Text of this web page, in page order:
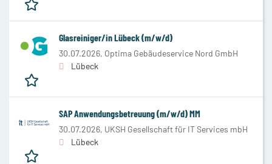
Glasreiniger/in Lübeck (m/w/d)
30.07.2026, Optima Gebäudeservice Nord GmbH
Lübeck
SAP Anwendungsbetreuung (m/w/d) MM
30.07.2026, UKSH Gesellschaft für IT Services mbH
Lübeck